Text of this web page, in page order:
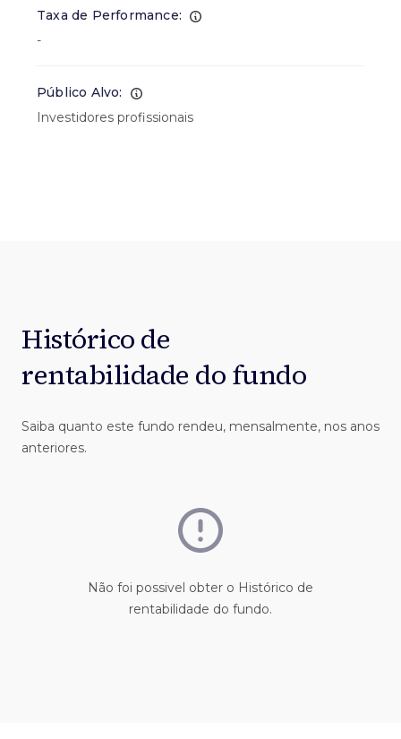
Taxa de Performance:
-
Público Alvo:
Investidores profissionais
Histórico de
rentabilidade do fundo
Saiba quanto este fundo rendeu, mensalmente, nos anos
anteriores.
Não foi possivel obter o Histórico de
rentabilidade do fundo.